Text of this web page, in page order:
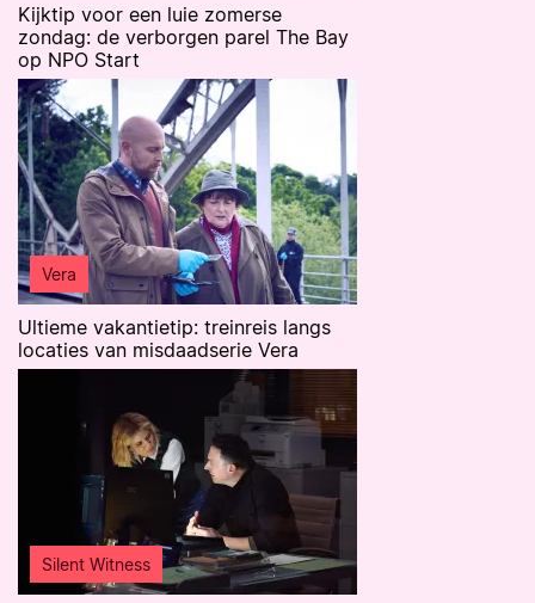
Kijktip voor een luie zomerse
zondag: de verborgen parel The Bay
op NPO Start
Vera
Ultieme vakantietip: treinreis langs
locaties van misdaadserie Vera
Silent Witness